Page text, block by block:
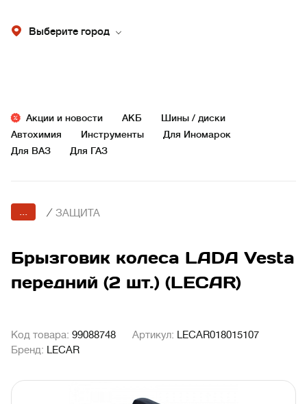
Выберите город
Акции и новости АКБ
Шины / диски
Автохимия
Инструменты
Для Иномарок
Для ВАЗ
Для ГАЗ
... / ЗАЩИТА
Брызговик колеса LADA Vesta
передний (2 шт.) (LECAR)
Код товара: 99088748 Артикул: LECAR018015107
Бренд: LECAR